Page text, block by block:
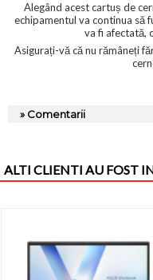
Alegând acest cartuș de
echipamentul va continua să
va fi afectată,
Asigurați-vă că nu rămâneți
» Comentarii
ALTI CLIENTI AU FOST